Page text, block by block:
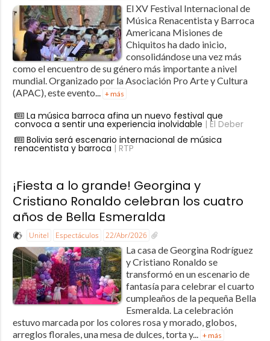
El XV Festival Internacional de
Música Renacentista y Barroca
Americana Misiones de
Chiquitos ha dado inicio,
consolidándose una vez más
como el encuentro de su género más importante a nivel
mundial. Organizado por la Asociación Pro Arte y Cultura
(APAC), este evento... + más
La música barroca afina un nuevo festival que
convoca a sentir una experiencia inolvidable | El Deber
Bolivia será escenario internacional de música
renacentista y barroca | RTP
¡Fiesta a lo grande! Georgina y
Cristiano Ronaldo celebran los cuatro
años de Bella Esmeralda
Unitel Espectáculos 22/Abr/2026
La casa de Georgina Rodríguez
y Cristiano Ronaldo se
transformó en un escenario de
fantasía para celebrar el cuarto
cumpleaños de la pequeña Bella
Esmeralda. La celebración
estuvo marcada por los colores rosa y morado, globos,
arreglos florales, una mesa de dulces, torta y... + más